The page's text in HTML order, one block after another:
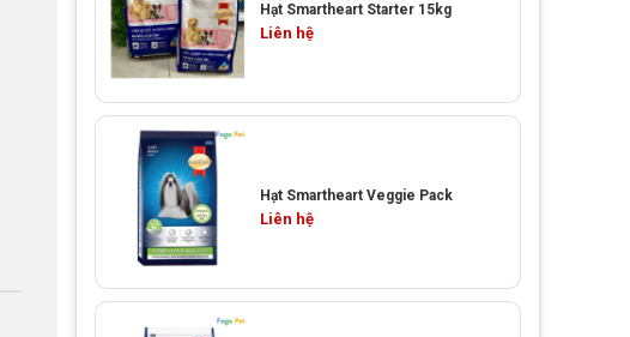
Hạt Smartheart Starter 15kg
Liên hệ
Hạt Smartheart Veggie Pack
Liên hệ